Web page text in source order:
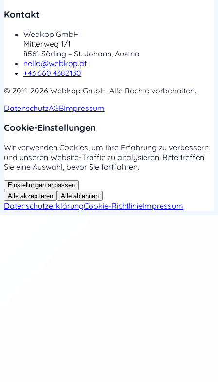
Kontakt
Webkop GmbH
Mitterweg 1/1
8561 Söding – St. Johann, Austria
hello@webkop.at
+43 660 4382130
© 2011-2026 Webkop GmbH. Alle Rechte vorbehalten.
DatenschutzAGBImpressum
Cookie-Einstellungen
Wir verwenden Cookies, um Ihre Erfahrung zu verbessern
und unseren Website-Traffic zu analysieren. Bitte treffen
Sie eine Auswahl, bevor Sie fortfahren.
Einstellungen anpassen
Alle akzeptieren
Alle ablehnen
DatenschutzerklärungCookie-RichtlinieImpressum